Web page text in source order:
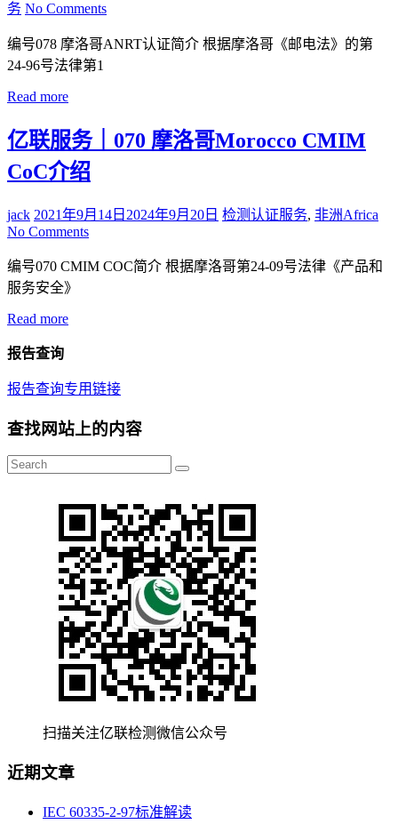
务 No Comments
编号078 摩洛哥ANRT认证简介 根据摩洛哥《邮电法》的第
24-96号法律第1
Read more
亿联服务｜070 摩洛哥Morocco CMIM
CoC介绍
jack 2021年9月14日 2024年9月20日 检测认证服务, 非洲Africa
No Comments
编号070 CMIM COC简介 根据摩洛哥第24-09号法律《产品和
服务安全》
Read more
报告查询
报告查询专用链接
查找网站上的内容
扫描关注亿联检测微信公众号
近期文章
IEC 60335-2-97标准解读